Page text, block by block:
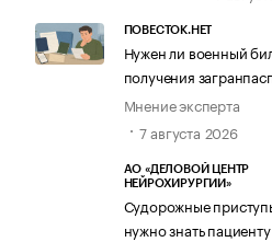
ПОВЕСТОК.НЕТ
Нужен ли военный
получения
Мнение эксперта
7 августа 2026
АО «ДЕЛОВОЙ ЦЕНТР
НЕЙРОХИРУРГИИ»
Судорожные
нужно знать пациенту